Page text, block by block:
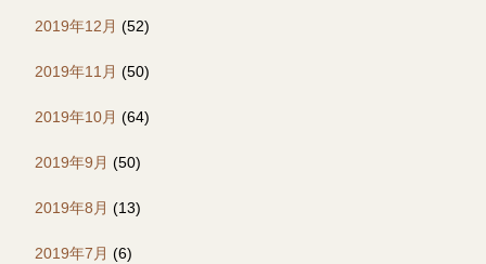
2019年12月 (52)
2019年11月 (50)
2019年10月 (64)
2019年9月 (50)
2019年8月 (13)
2019年7月 (6)